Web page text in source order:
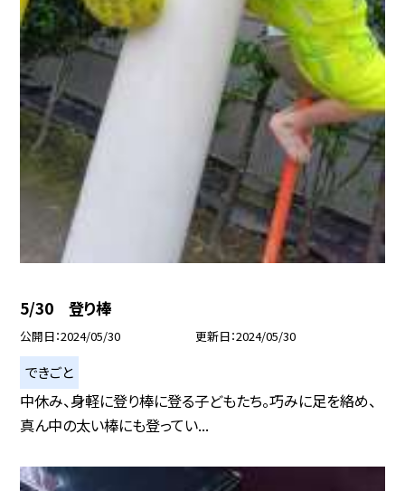
5/30 登り棒
公開日 2024/05/30 更新日 2024/05/30
できごと
中休み、身軽に登り棒に登る子どもたち。巧みに足を絡め、
真ん中の太い棒にも登ってい...